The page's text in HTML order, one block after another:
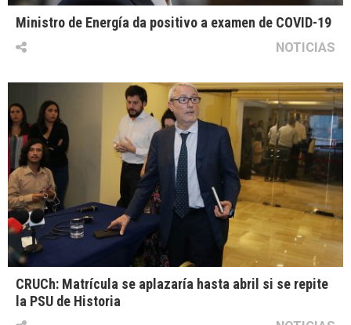
Ministro de Energía da positivo a examen de COVID-19
NOTICIAS
CRUCh: Matrícula se aplazaría hasta abril si se repite
la PSU de Historia